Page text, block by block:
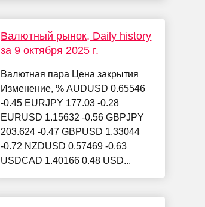
Валютный рынок, Daily history
за 9 октября 2025 г.
Валютная пара Цена закрытия
Изменение, % AUDUSD 0.65546
-0.45 EURJPY 177.03 -0.28
EURUSD 1.15632 -0.56 GBPJPY
203.624 -0.47 GBPUSD 1.33044
-0.72 NZDUSD 0.57469 -0.63
USDCAD 1.40166 0.48 USD...